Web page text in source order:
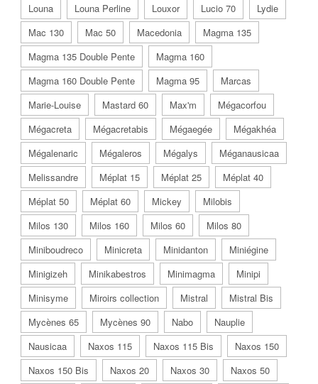
Louna
Louna Perline Louxor Lucio 70
Lydie
Mac 130
Mac 50 Macedonia
Magma 135
Magma 135 Double Pente
Magma 160
Magma 160 Double Pente
Magma 95
Marcas
Marie-Louise
Mastard 60 Max'm
Mégacorfou
Mégacreta
Mégacretabis Mégaegée
Mégakhéa
Mégalenaric
Mégaleros Mégalys
Méganausicaa
Melissandre
Méplat 15 Méplat 25
Méplat 40
Méplat 50
Méplat 60 Mickey
Milobis
Milos 130
Milos 160 Milos 60
Milos 80
Miniboudreco
Minicreta Minidanton
Miniégine
Minigizeh
Minikabestros Minimagma
Minipi
Minisyme
Miroirs collection Mistral
Mistral Bis
Mycènes 65
Mycènes 90 Nabo
Nauplie
Nausicaa
Naxos 115 Naxos 115 Bis
Naxos 150
Naxos 150 Bis
Naxos 20 Naxos 30
Naxos 50